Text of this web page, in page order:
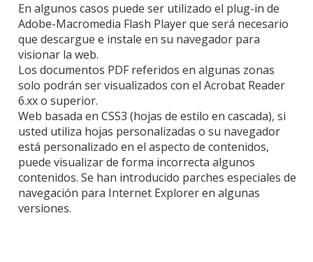
En algunos casos puede ser utilizado el plug-in de
Adobe-Macromedia Flash Player que será necesario
que descargue e instale en su navegador para
visionar la web.
Los documentos PDF referidos en algunas zonas
solo podrán ser visualizados con el Acrobat Reader
6.xx o superior.
Web basada en CSS3 (hojas de estilo en cascada), si
usted utiliza hojas personalizadas o su navegador
está personalizado en el aspecto de contenidos,
puede visualizar de forma incorrecta algunos
contenidos. Se han introducido parches especiales de
navegación para Internet Explorer en algunas
versiones.